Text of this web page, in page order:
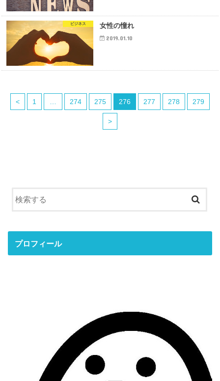
ビジネス 女性の憧れ
2019.01.10
< 1 274 275 276 277 278 279
>
プロフィール